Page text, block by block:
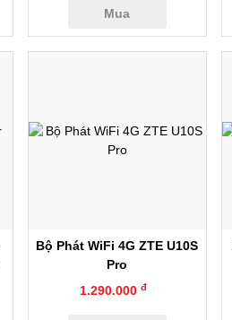
Mua
Bộ Phát WiFi 4G ZTE U10S
Pro
1.290.000đ
Xem nhanh